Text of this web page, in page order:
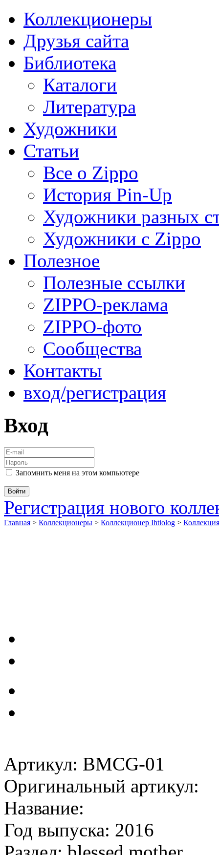
Коллекционеры
Друзья сайта
Библиотека
Каталоги
Литература
Художники
Статьи
Все о Zippo
История Pin-Up
Художники разных
Художники с Zippo
Полезное
Полезные ссылки
ZIPPO-реклама
ZIPPO-фото
Сообщества
Контакты
вход/регистрация
Вход
Запомнить меня на этом компьютере
Регистрация нового
Главная > Коллекционеры > Коллекционер Ihtiolog >
Артикул: BMCG-01
Оригинальный артикул:
Название:
Год выпуска: 2016